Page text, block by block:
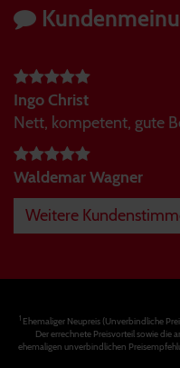
Ingo Christ
Nett, kompetent, gute
Waldemar Wagner
Weitere
1Ehemaliger Neupreis (Unverbindliche
Der errechnete Preisvorteil sowie die
ehemaligen unverbindlichen